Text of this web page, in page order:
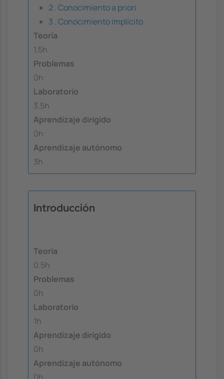
2 . Conocimiento a priori
3 . Conocimiento implícito
Teoría
1.5h
Problemas
0h
Laboratorio
3.5h
Aprendizaje dirigido
0h
Aprendizaje autónomo
3h
Introducción
Teoría
0.5h
Problemas
0h
Laboratorio
1h
Aprendizaje dirigido
0h
Aprendizaje autónomo